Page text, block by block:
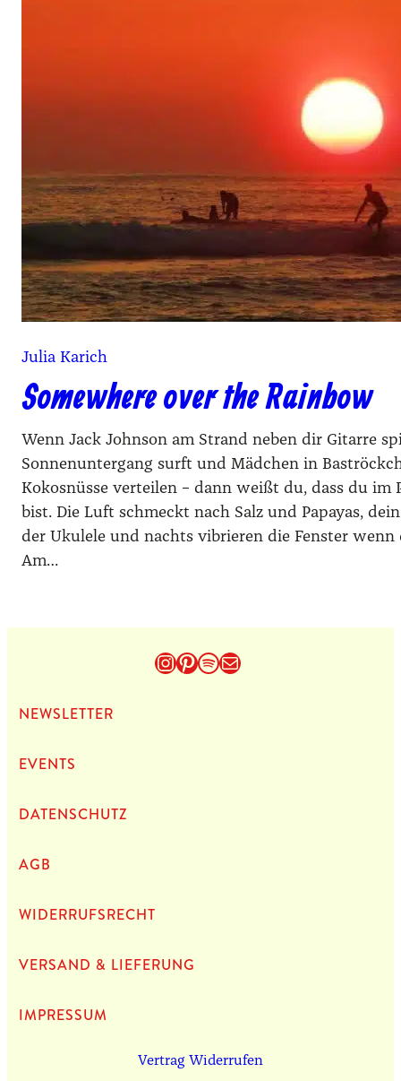
Julia Karich
Somewhere over the Rainbow
Wenn Jack Johnson am Strand neben dir Gitarre
Sonnenuntergang surft und Mädchen in
Kokosnüsse verteilen – dann weißt du, dass du im
bist. Die Luft schmeckt nach Salz und Papayas,
der Ukulele und nachts vibrieren die Fenster wenn
Am…
Instagram
Pinterest
Spotify
E-Mail
NEWS­LET­TER
EVENTS
DATEN­SCHUTZ
AGB
WIDERRUFSRECHT
VERSAND & LIEFERUNG
IMPRES­SUM
Vertrag Widerrufen